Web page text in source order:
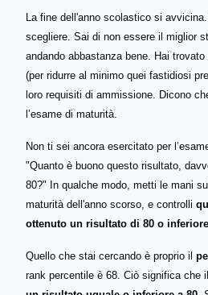
La fine dell'anno scolastico si
scegliere. Sai di non essere il miglior
andando abbastanza bene. Hai
(per ridurre al minimo quei fastidiosi
loro requisiti di ammissione. Dicono
l’esame di maturità.
Non ti sei ancora esercitato per
"Quanto è buono questo risultato,
80?" In qualche modo, metti le mani
maturità dell'anno scorso, e controlli
ottenuto un risultato di 80 o inferiore
Quello che stai cercando è proprio il
rank percentile è 68. Ciò significa che il